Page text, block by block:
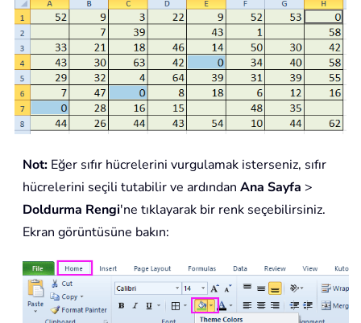
Not: Eğer sıfır hücrelerini vurgulamak isterseniz, sıfır
hücrelerini seçili tutabilir ve ardından Ana Sayfa >
Doldurma Rengi'ne tıklayarak bir renk seçebilirsiniz.
Ekran görüntüsüne bakın: